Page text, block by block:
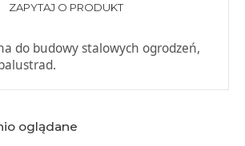
ZAPYTAJ O PRODUKT
do budowy stalowych ogrodzeń,
oglądane